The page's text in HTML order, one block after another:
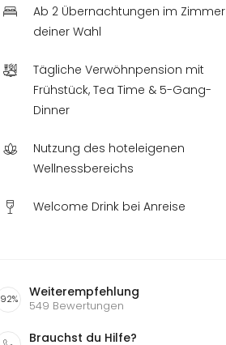
Ab 2 Übernachtungen im Zimmer
deiner Wahl
Tägliche Verwöhnpension mit
Frühstück, Tea Time & 5-Gang-
Dinner
Nutzung des hoteleigenen
Wellnessbereichs
Welcome Drink bei Anreise
92% Weiterempfehlung
549 Bewertungen
Brauchst du Hilfe?